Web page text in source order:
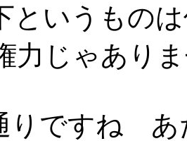
というもの
力じゃあり
りですね あ